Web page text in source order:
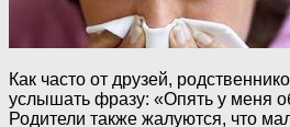
Как часто от друзей,
услышать фразу: «Опять у меня
Родители также жалуются, что